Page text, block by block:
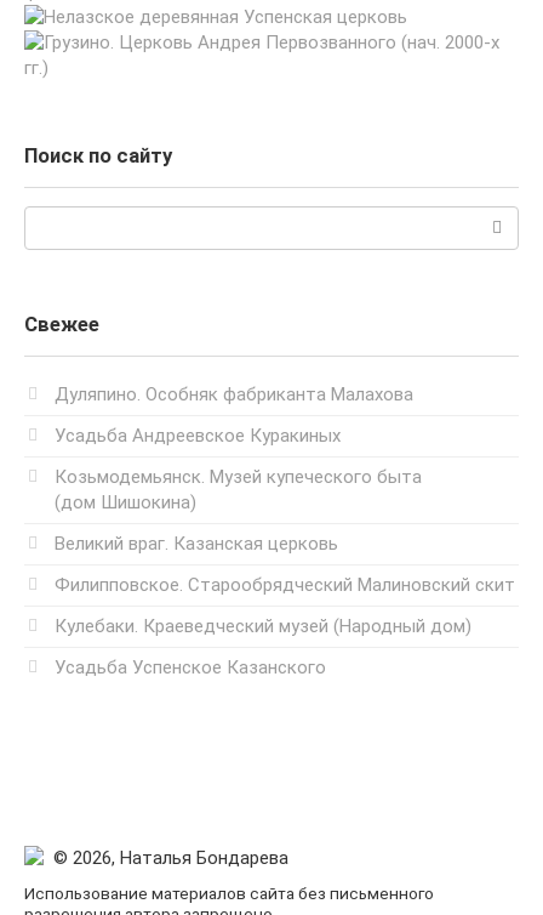
Поиск по сайту
Свежее
Дуляпино. Особняк фабриканта Малахова
Усадьба Андреевское Куракиных
Козьмодемьянск. Музей купеческого быта
(дом Шишокина)
Великий враг. Казанская церковь
Филипповское. Старообрядческий Малиновский скит
Кулебаки. Краеведческий музей (Народный дом)
Усадьба Успенское Казанского
© 2026, Наталья Бондарева
Использование материалов сайта без письменного